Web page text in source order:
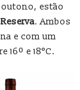
estão
. Ambos
e com um
16º e 18°C.